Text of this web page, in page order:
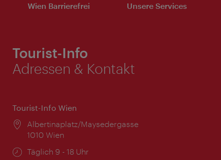
Wien Barrierefrei Unsere Services
Tourist-Info
Adressen & Kontakt
Tourist-Info Wien
Ort:
Albertinaplatz/Maysedergasse
1010 Wien
Öffnungszeiten:
Täglich 9 - 18 Uhr